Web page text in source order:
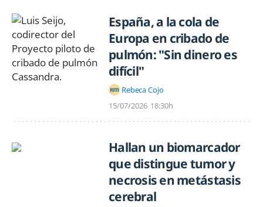
España, a la cola de
Europa en cribado de
pulmón: "Sin dinero es
difícil"
Rebeca Cojo
15/07/2026 18:30h
Hallan un biomarcador
que distingue tumor y
necrosis en metástasis
cerebral